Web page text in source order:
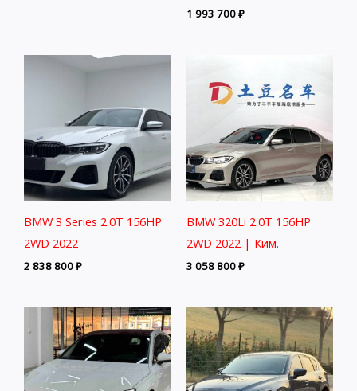
1 993 700₽
BMW 3 Series 2.0T 156HP
2WD 2022
2 838 800₽
BMW 320Li 2.0T 156HP
2WD 2022 | Ким.
3 058 800₽